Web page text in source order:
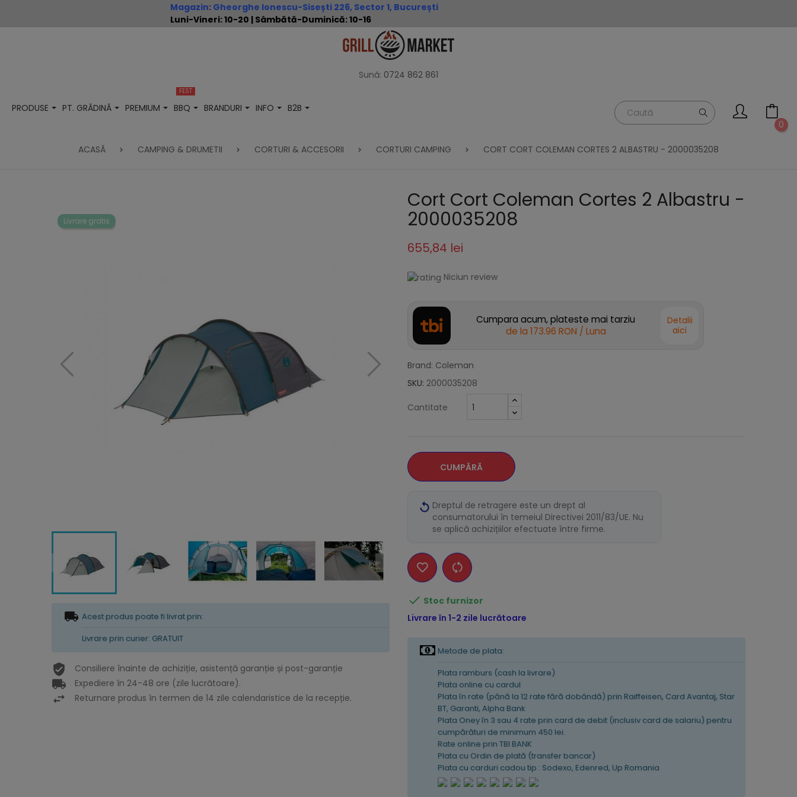
Magazin: Gheorghe Ionescu-Sisești 226, Sector 1, București
Luni-Vineri: 10-20 | Sâmbătă-Duminică: 10-16
Sună: 0724 862 861
PRODUSE PT. GRĂDINĂ PREMIUM BBQ
FEST
BRANDURI INFO
B2B
0
ACASĂ CAMPING & DRUMETII CORTURI & ACCESORII CORTURI CAMPING CORT CORT COLEMAN CORTES 2 ALBASTRU - 2000035208
Acest produs poate fi livrat prin:
Livrare prin curier: GRATUIT
Consiliere înainte de achiziție, asistență garanție și post-garanție
Expediere în 24-48 ore (zile lucrătoare).
Returnare produs în termen de 14 zile calendaristice de la recepție.
Livrare gratis
Cort Cort Coleman Cortes 2 Albastru -
2000035208
655,84 lei
Niciun review
Cumpara acum, plateste mai tarziu
de la 173.96 RON / Luna
Detalii
aici
Brand: Coleman
SKU: 2000035208
Cantitate
CUMPĂRĂ
Dreptul de retragere este un drept al
consumatorului în temeiul Directivei 2011/83/UE. Nu
se aplică achizițiilor efectuate între firme.
 Stoc furnizor
Livrare în 1-2 zile lucrătoare
Metode de plata:
Plata ramburs (cash la livrare)
Plata online cu cardul
Plata în rate (pănă la 12 rate fără dobândă) prin Raiffeisen, Card Avantaj, Star
BT, Garanti, Alpha Bank
Plata Oney în 3 sau 4 rate prin card de debit (inclusiv card de salariu) pentru
cumpărături de minimum 450 lei.
Rate online prin TBI BANK
Plata cu Ordin de plată (transfer bancar)
Plata cu carduri cadou tip : Sodexo, Edenred, Up Romania